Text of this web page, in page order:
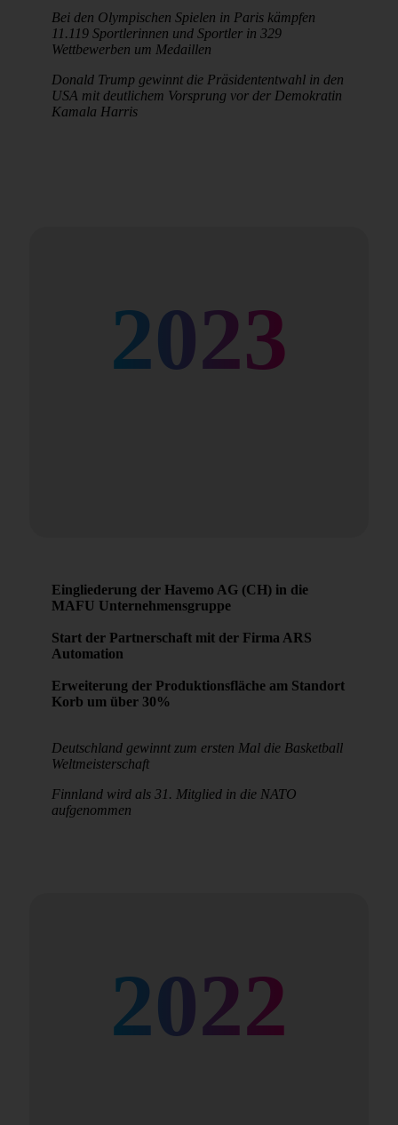
Bei den Olympischen Spielen in Paris kämpfen
11.119 Sportlerinnen und Sportler in 329
Wettbewerben um Medaillen
Donald Trump gewinnt die Präsidententwahl in den
USA mit deutlichem Vorsprung vor der Demokratin
Kamala Harris
2023
Eingliederung der Havemo AG (CH) in die
MAFU Unternehmensgruppe
Start der Partnerschaft mit der Firma ARS
Automation
Erweiterung der Produktionsfläche am Standort
Korb um über 30%
Deutschland gewinnt zum ersten Mal die Basketball
Weltmeisterschaft
Finnland wird als 31. Mitglied in die NATO
aufgenommen
2022